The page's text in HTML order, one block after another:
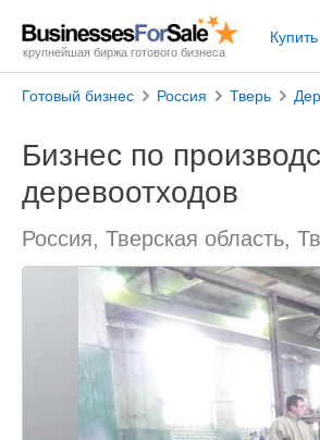
крупнейшая биржа готового бизнеса
Готовый бизнес Россия Тверь
Бизнес по
деревоотходов
Россия, Тверская область,